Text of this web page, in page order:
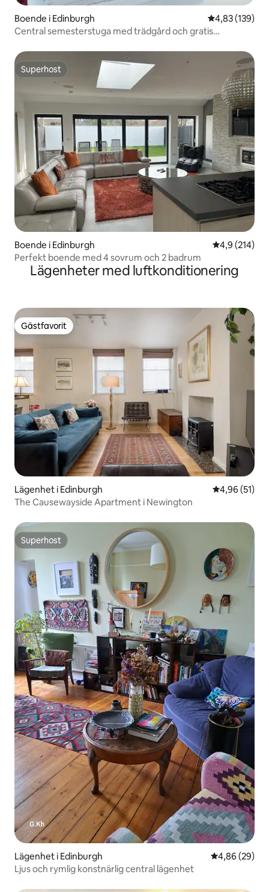
Boende i Edinburgh 4,83 av 5 i
4,83 (139)
Central semesterstuga med trädgård och gratis
Superhost
Superhost
Boende i Edinburgh 4,9 av 5 i
4,9 (214)
Perfekt boende med 4 sovrum och 2 badrum
Lägenheter med luftkonditionering
Gästfavorit
Gästfavorit
Lägenhet i Edinburgh 4,96 av 5 i
4,96 (51)
The Causewayside Apartment i Newington
Superhost
Superhost
Lägenhet i Edinburgh 4,86 av 5 i
4,86 (29)
Ljus och rymlig konstnärlig central lägenhet